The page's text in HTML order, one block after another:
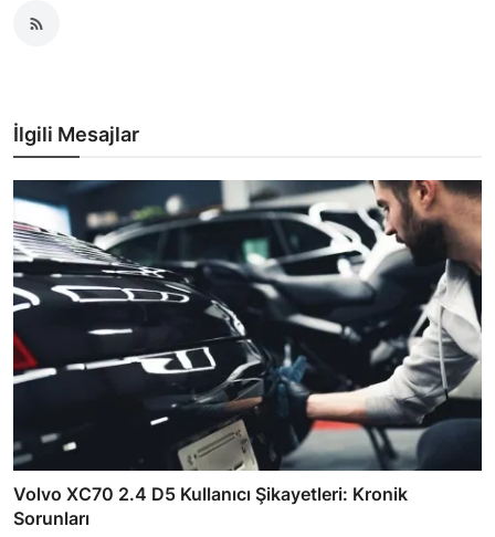
İlgili Mesajlar
Volvo XC70 2.4 D5 Kullanıcı Şikayetleri: Kronik
Sorunları